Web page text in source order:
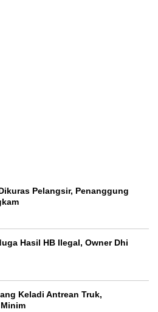
Pelangsir, Penanggung
Hasil HB Ilegal, Owner Dhi
Keladi Antrean Truk,